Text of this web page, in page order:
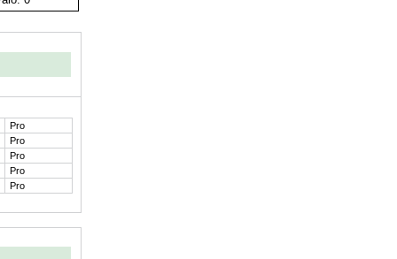
Pro
Pro
Pro
Pro
Pro